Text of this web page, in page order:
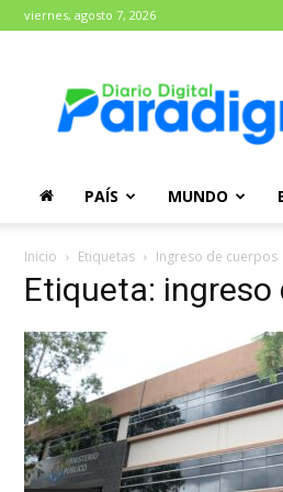
viernes, agosto 7, 2026
PAÍS MUNDO
Inicio Etiquetas Ingreso de cuerpos
Etiqueta: ingreso